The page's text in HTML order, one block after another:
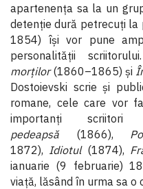
apartenenţa sa la un
detenţie dură petrecuţi la
1854) îşi vor pune
personalităţii
morţilor(1860–1865) şi
Dostoievski scrie şi
romane, cele care vor
importanţi
pedeapsă (1866),
1872), Idiotul (1874),
ianuarie (9 februarie)
viaţă, lăsând în urma sa o